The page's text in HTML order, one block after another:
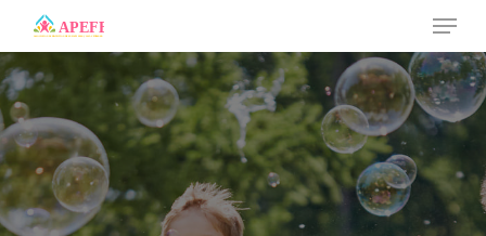
main
content
Menu